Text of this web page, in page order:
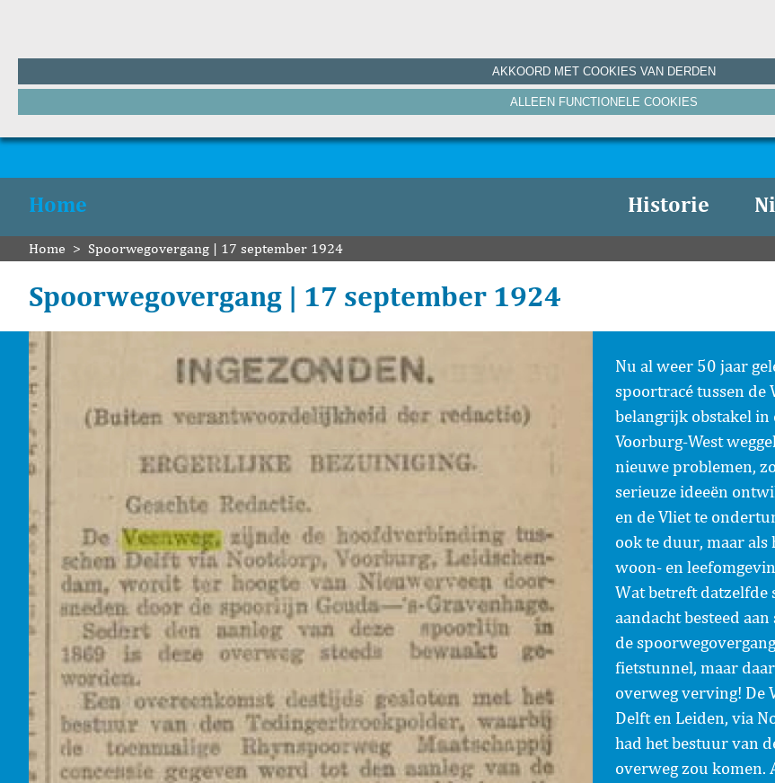
AKKOORD MET COOKIES VAN DERDEN
ALLEEN FUNCTIONELE COOKIES
Historie
Home
Home > Spoorwegovergang | 17 september 1924
Spoorwegovergang | 17 september 1924
Nu al weer 50 jaar
spoortracé tussen de
belangrijk obstakel in
Voorburg-West
nieuwe problemen,
serieuze ideeën
en de Vliet te
ook te duur, maar
woon- en
Wat betreft datzelfde
aandacht besteed
de
fietstunnel, maar
overweg verving! De
Delft en Leiden, via
had het bestuur van
overweg zou komen.